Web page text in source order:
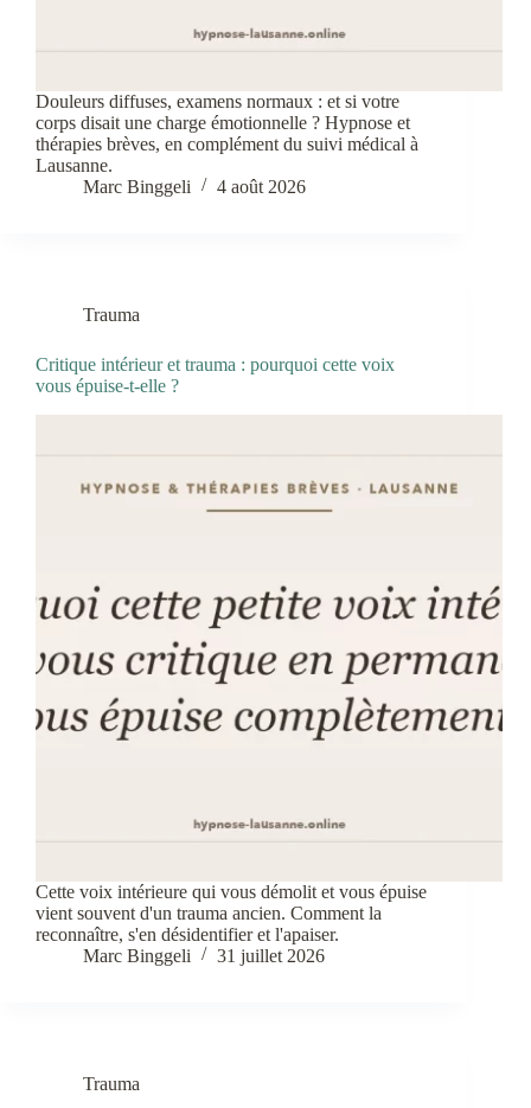
Douleurs diffuses, examens normaux : et si votre
corps disait une charge émotionnelle ? Hypnose et
thérapies brèves, en complément du suivi médical à
Lausanne.
Marc Binggeli
4 août 2026
Trauma
Critique intérieur et trauma : pourquoi cette voix
vous épuise-t-elle ?
Cette voix intérieure qui vous démolit et vous épuise
vient souvent d'un trauma ancien. Comment la
reconnaître, s'en désidentifier et l'apaiser.
Marc Binggeli
31 juillet 2026
Trauma